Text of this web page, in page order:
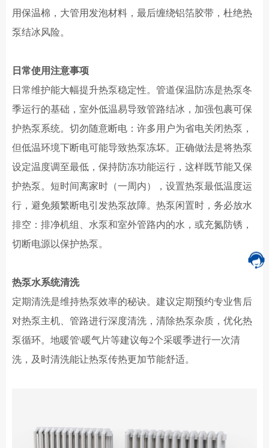
用保温棉，大管用发泡材料，最后缠绕铝箔胶带，杜绝热
泵结冰风险。
日常使用注意事项
日常维护能大幅提升热泵稳定性。管道保温防冻是热泵冬
季运行的基础，室外低温易导致管路结冰，加强包裹可保
护热泵系统。切勿随意断电：许多用户为省电关闭热泵，
但低温环境下断电可能导致热泵冻坏。正确做法是将热泵
设定温度调至最低，保持防冻功能运行，这样既节能又保
护热泵。短时间离家时（一周内），设置热泵最低温度运
行，避免频繁断电引发热泵故障。热泵闲置时，务必放水
排空：排净机组、水泵和室外管路内的水，或充氮防锈，
切断电源以保护热泵。
热泵水系统清洗
定期清洗是维持热泵效率的秘诀。 建议定期预约专业售后
对热泵主机 管路进行深度清洗 ， 清除热泵杂质，优化热
泵循环。地暖管\暖气片等建议每2个采暖季进行一次清
洗 ，及时清洗能让热泵传热更加节能舒适。